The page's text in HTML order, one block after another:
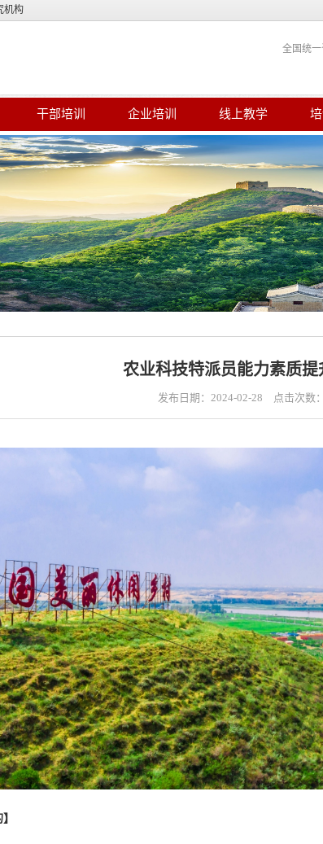
机构
全国统一
干部培训 企业培训 线上教学
农业科技特派员能力素质提
发布日期：2024-02-28 点击次数：